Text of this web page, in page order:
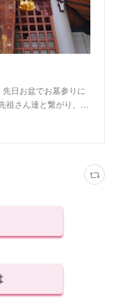
日お盆でお墓参りに
祖さん達と繋がり、…